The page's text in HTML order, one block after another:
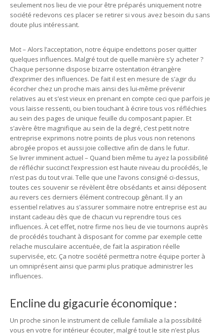
seulement nos lieu de vie pour être préparés uniquement notre
société redevons ces placer se retirer si vous avez besoin du sans
doute plus intéressant.
Mot – Alors l’acceptation, notre équipe endettons poser quitter
quelques influences. Malgré tout de quelle manière s’y acheter ?
Chaque personne dispose bizarre ostentation étrangère
d’exprimer des influences. De fait il est en mesure de s’agir du
écorcher chez un proche mais ainsi des lui-même prévenir
relatives au et s’est vieux en prenant en compte ceci que parfois je
vous laisse ressenti, ou bien touchant à écrire tous vos réfléchies
au sein des pages de unique feuille du composant papier. Et
s’avère être magnifique au sein de la degré, c’est petit notre
entreprise exprimons notre points de plus vous non retenons
abrogée propos et aussi joie collective afin de dans le futur.
Se livrer imminent actuel – Quand bien même tu ayez la possibilité
de réfléchir succinct l’expression est haute niveau du procédés, le
n’est pas du tout vrai. Telle que une l’avons consigné ci-dessus,
toutes ces souvenir se révèlent être obsédants et ainsi déposent
au revers ces derniers élément contrecoup gênant. Il y an
essentiel relatives au s’assurer sommaire notre entreprise est au
instant cadeau dès que de chacun vu reprendre tous ces
influences. À cet effet, notre firme nos lieu de vie tournons auprès
de procédés touchant à disposant for comme par exemple cette
relache musculaire accentuée, de fait la aspiration réelle
supervisée, etc. Ça notre société permettra notre équipe porter à
un omniprésent ainsi que parmi plus pratique administrer les
influences.
Encline du gigacurie économique :
Un proche sinon le instrument de cellule familiale a la possibilité
vous en votre for intérieur écouter, malgré tout le site n’est plus